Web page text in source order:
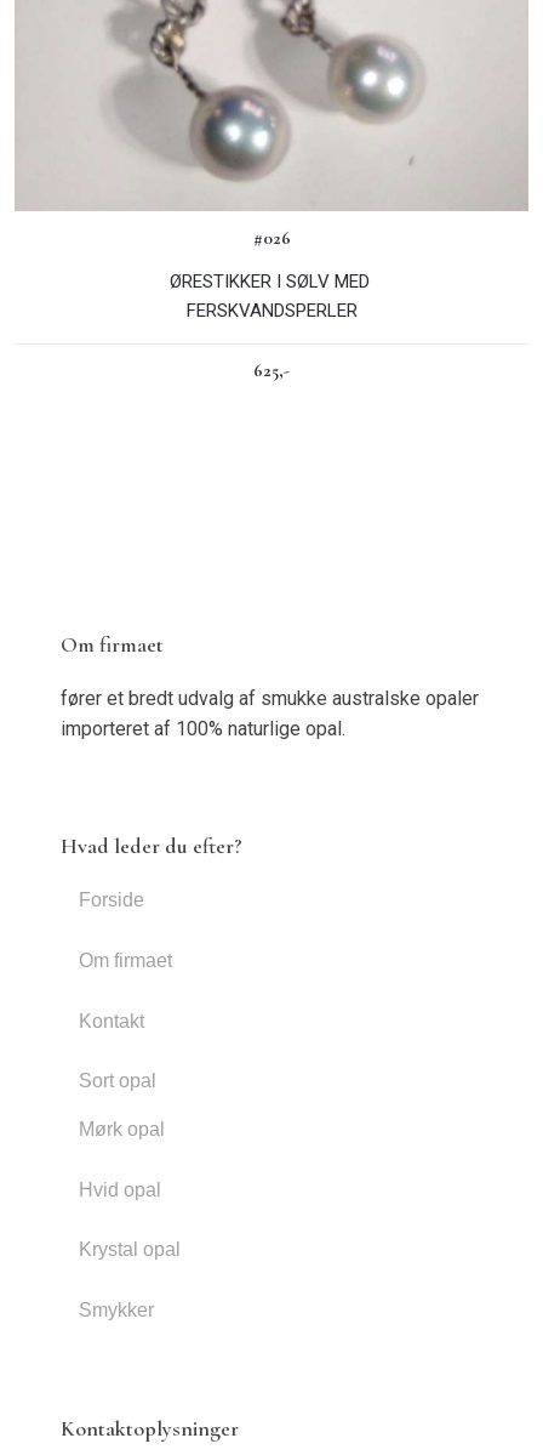
#026
ØRESTIKKER I SØLV MED
FERSKVANDSPERLER
625,-
Om firmaet
fører et bredt udvalg af smukke australske opaler
importeret af 100% naturlige opal.
Hvad leder du efter?
Forside
Om firmaet
Kontakt
Sort opal
Mørk opal
Hvid opal
Krystal opal
Smykker
Kontaktoplysninger